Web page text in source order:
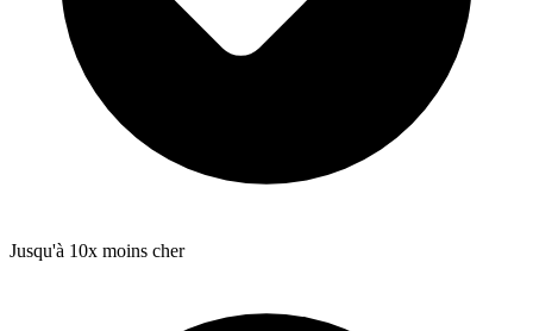
Jusqu'à 10x moins cher